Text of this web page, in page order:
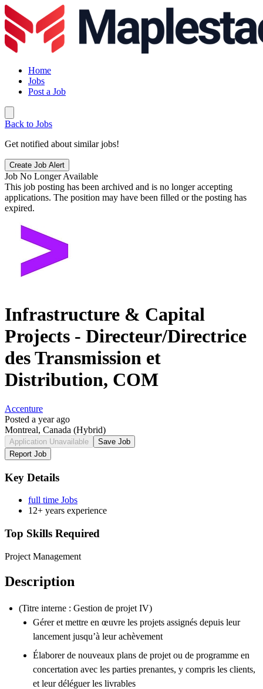
Home
Jobs
Post a Job
Back to Jobs
Get notified about similar jobs!
Create Job Alert
Job No Longer Available
This job posting has been archived and is no longer accepting
applications. The position may have been filled or the posting has
expired.
Infrastructure & Capital
Projects - Directeur/Directrice
des Transmission et
Distribution, COM
Accenture
Posted a year ago
Montreal, Canada (Hybrid)
Application Unavailable
Save Job
Report Job
Key Details
full time Jobs
12+ years experience
Top Skills Required
Project Management
Description
(Titre interne : Gestion de projet IV)
Gérer et mettre en œuvre les projets assignés depuis leur
lancement jusqu’à leur achèvement
Élaborer de nouveaux plans de projet ou de programme en
concertation avec les parties prenantes, y compris les clients,
et leur déléguer les livrables